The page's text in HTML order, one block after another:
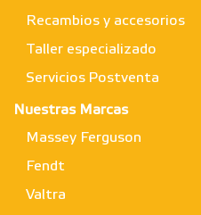
Recambios y accesorios
Taller especializado
Servicios Postventa
Nuestras Marcas
Massey Ferguson
Fendt
Valtra